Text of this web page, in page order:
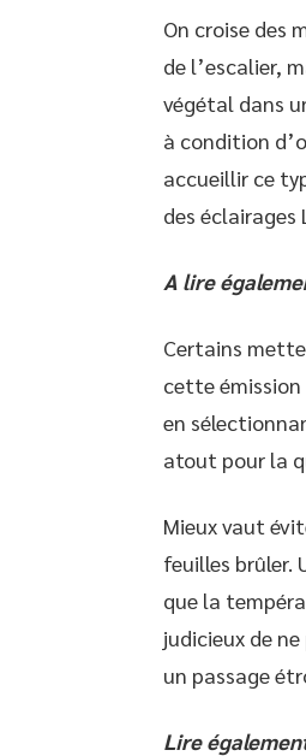
On croise des
de l’escalier,
végétal dans
à condition
accueillir ce
des éclairages
A lire
Certains
cette émission
en
atout pour la
Mieux vaut
feuilles brûler.
que la
judicieux de
un passage
Lire